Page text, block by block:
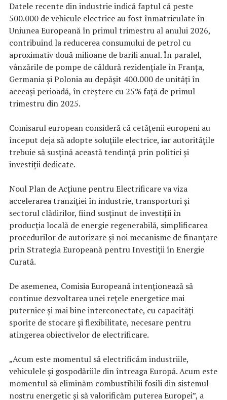
Datele recente din industrie indică faptul că peste
500.000 de vehicule electrice au fost înmatriculate în
Uniunea Europeană în primul trimestru al anului 2026,
contribuind la reducerea consumului de petrol cu
aproximativ două milioane de barili anual. În paralel,
vânzările de pompe de căldură rezidențiale în Franța,
Germania și Polonia au depășit 400.000 de unități în
aceeași perioadă, în creștere cu 25% față de primul
trimestru din 2025.
Comisarul european consideră că cetățenii europeni au
început deja să adopte soluțiile electrice, iar autoritățile
trebuie să susțină această tendință prin politici și
investiții dedicate.
Noul Plan de Acțiune pentru Electrificare va viza
accelerarea tranziției în industrie, transporturi și
sectorul clădirilor, fiind susținut de investiții în
producția locală de energie regenerabilă, simplificarea
procedurilor de autorizare și noi mecanisme de finanțare
prin Strategia Europeană pentru Investiții în Energie
Curată.
De asemenea, Comisia Europeană intenționează să
continue dezvoltarea unei rețele energetice mai
puternice și mai bine interconectate, cu capacități
sporite de stocare și flexibilitate, necesare pentru
atingerea obiectivelor de electrificare.
„Acum este momentul să electrificăm industriile,
vehiculele și gospodăriile din întreaga Europă. Acum este
momentul să eliminăm combustibilii fosili din sistemul
nostru energetic și să valorificăm puterea Europei”, a